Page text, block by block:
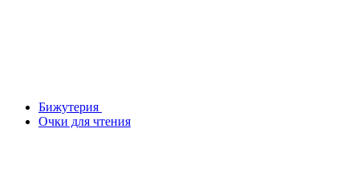
Бижутерия
Очки для чтения